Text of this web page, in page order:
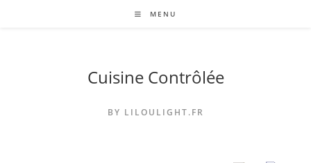
MENU
Cuisine Contrôlée
BY LILOULIGHT.FR